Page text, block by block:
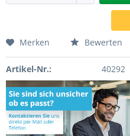
Merken Bewerten
Artikel-Nr.: 40292